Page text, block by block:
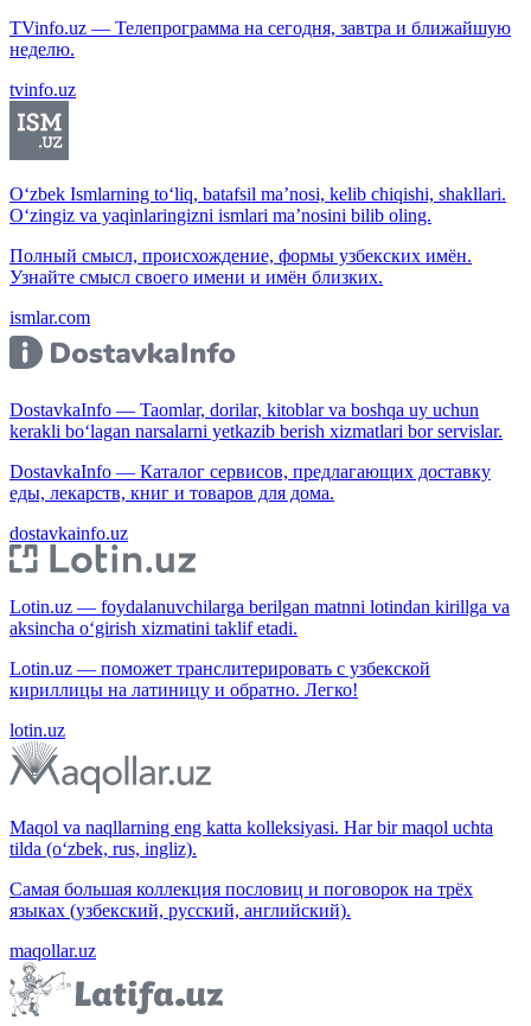
TVinfo.uz — Телепрограмма на сегодня, завтра и ближайшую
неделю.
tvinfo.uz
O‘zbek Ismlarning to‘liq, batafsil ma’nosi, kelib chiqishi, shakllari.
O‘zingiz va yaqinlaringizni ismlari ma’nosini bilib oling.
Полный смысл, происхождение, формы узбекских имён.
Узнайте смысл своего имени и имён близких.
ismlar.com
DostavkaInfo — Taomlar, dorilar, kitoblar va boshqa uy uchun
kerakli bo‘lagan narsalarni yetkazib berish xizmatlari bor servislar.
DostavkaInfo — Каталог сервисов, предлагающих доставку
еды, лекарств, книг и товаров для дома.
dostavkainfo.uz
Lotin.uz — foydalanuvchilarga berilgan matnni lotindan kirillga va
aksincha o‘girish xizmatini taklif etadi.
Lotin.uz — поможет транслитерировать с узбекской
кириллицы на латиницу и обратно. Легко!
lotin.uz
Maqol va naqllarning eng katta kolleksiyasi. Har bir maqol uchta
tilda (o‘zbek, rus, ingliz).
Самая большая коллекция пословиц и поговорок на трёх
языках (узбекский, русский, английский).
maqollar.uz